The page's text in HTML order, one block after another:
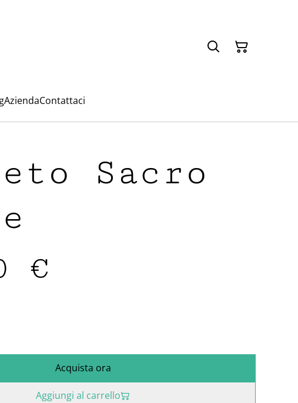
AziendaContattaci
Sacro
€
Acquista ora
Aggiungi al carrello